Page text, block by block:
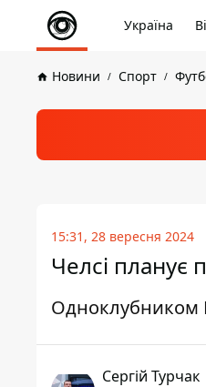
Україна
Новини Спорт
15:31, 28 вересня 2024
Челсі планує
Одноклубником
Сергій Турчак